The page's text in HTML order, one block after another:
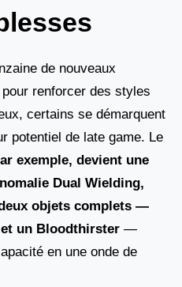
de nouveaux
renforcer des styles
certains se démarquent
potentiel de late game. Le
exemple, devient une
Dual Wielding,
objets complets —
et un Bloodthirster —
en une onde de